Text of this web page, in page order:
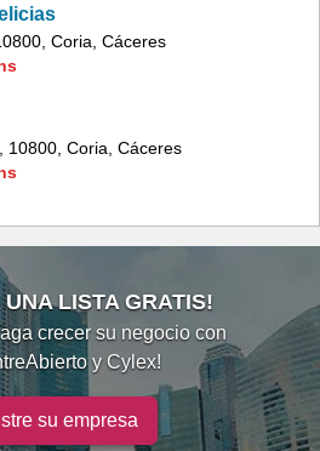
Coria, Cáceres
10800, Coria, Cáceres
UNA LISTA GRATIS!
crecer su negocio con
y Cylex!
su empresa